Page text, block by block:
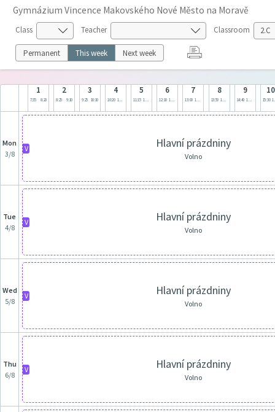
Gymnázium Vincence Makovského Nové Město na Moravě
Class Teacher Classroom
Permanent This week Next week
1
7:35 8:20
2
8:25 9:10
3
9:25 10:10
4
10:20 11:05
5
11:15 12:00
6
12:10 12:55
7
13:00 13:45
8
13:50 14:35
9
14:40 15:25
10
15:30
Mon
3/8
V Hlavní prázdniny
Volno
Tue
4/8
V Hlavní prázdniny
Volno
Wed
5/8
V Hlavní prázdniny
Volno
Thu
6/8
V Hlavní prázdniny
Volno